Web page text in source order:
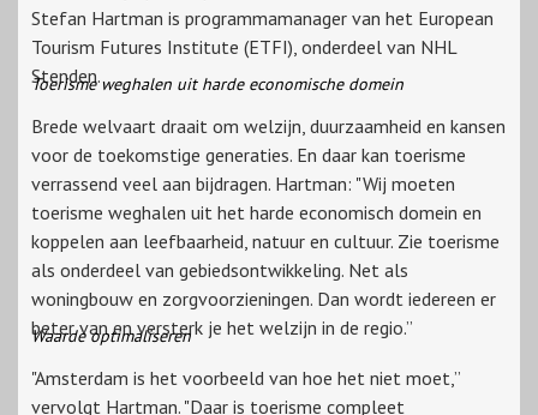
Stefan Hartman is programmamanager van het European
Tourism Futures Institute (ETFI), onderdeel van NHL
Stenden.
Toerisme weghalen uit harde economische domein
Brede welvaart draait om welzijn, duurzaamheid en kansen
voor de toekomstige generaties. En daar kan toerisme
verrassend veel aan bijdragen. Hartman: "Wij moeten
toerisme weghalen uit het harde economisch domein en
koppelen aan leefbaarheid, natuur en cultuur. Zie toerisme
als onderdeel van gebiedsontwikkeling. Net als
woningbouw en zorgvoorzieningen. Dan wordt iedereen er
beter van en versterk je het welzijn in de regio.”
Waarde optimaliseren
"Amsterdam is het voorbeeld van hoe het niet moet,”
vervolgt Hartman. "Daar is toerisme compleet